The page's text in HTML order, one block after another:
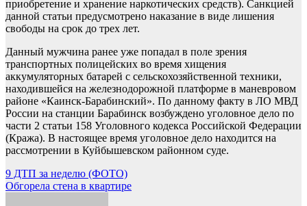
приобретение и хранение наркотических средств). Санкцией
данной статьи предусмотрено наказание в виде лишения
свободы на срок до трех лет.
Данный мужчина ранее уже попадал в поле зрения
транспортных полицейских во время хищения
аккумуляторных батарей с сельскохозяйственной техники,
находившейся на железнодорожной платформе в маневровом
районе «Каинск-Барабинский». По данному факту в ЛО МВД
России на станции Барабинск возбуждено уголовное дело по
части 2 статьи 158 Уголовного кодекса Российской Федерации
(Кража). В настоящее время уголовное дело находится на
рассмотрении в Куйбышевском районном суде.
Навигация
по
9 ДТП за неделю (ФОТО)
Обгорела стена в квартире